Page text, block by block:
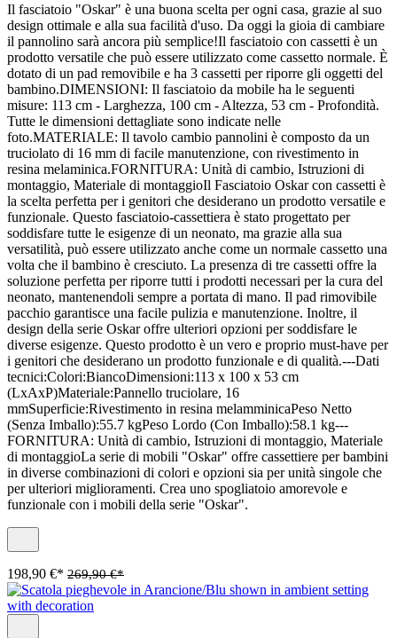
Il fasciatoio "Oskar" è una buona scelta per ogni casa, grazie al suo
design ottimale e alla sua facilità d'uso. Da oggi la gioia di cambiare
il pannolino sarà ancora più semplice!Il fasciatoio con cassetti è un
prodotto versatile che può essere utilizzato come cassetto normale. È
dotato di un pad removibile e ha 3 cassetti per riporre gli oggetti del
bambino.DIMENSIONI: Il fasciatoio da mobile ha le seguenti
misure: 113 cm - Larghezza, 100 cm - Altezza, 53 cm - Profondità.
Tutte le dimensioni dettagliate sono indicate nelle
foto.MATERIALE: Il tavolo cambio pannolini è composto da un
truciolato di 16 mm di facile manutenzione, con rivestimento in
resina melaminica.FORNITURA: Unità di cambio, Istruzioni di
montaggio, Materiale di montaggioIl Fasciatoio Oskar con cassetti è
la scelta perfetta per i genitori che desiderano un prodotto versatile e
funzionale. Questo fasciatoio-cassettiera è stato progettato per
soddisfare tutte le esigenze di un neonato, ma grazie alla sua
versatilità, può essere utilizzato anche come un normale cassetto una
volta che il bambino è cresciuto. La presenza di tre cassetti offre la
soluzione perfetta per riporre tutti i prodotti necessari per la cura del
neonato, mantenendoli sempre a portata di mano. Il pad rimovibile
pacchio garantisce una facile pulizia e manutenzione. Inoltre, il
design della serie Oskar offre ulteriori opzioni per soddisfare le
diverse esigenze. Questo prodotto è un vero e proprio must-have per
i genitori che desiderano un prodotto funzionale e di qualità.---Dati
tecnici:Colori:BiancoDimensioni:113 x 100 x 53 cm
(LxAxP)Materiale:Pannello truciolare, 16
mmSuperficie:Rivestimento in resina melamminicaPeso Netto
(Senza Imballo):55.7 kgPeso Lordo (Con Imballo):58.1 kg---
FORNITURA: Unità di cambio, Istruzioni di montaggio, Materiale
di montaggioLa serie di mobili "Oskar" offre cassettiere per bambini
in diverse combinazioni di colori e opzioni sia per unità singole che
per ulteriori miglioramenti. Crea uno spogliatoio amorevole e
funzionale con i mobili della serie "Oskar".
198,90 €* 269,90 €*